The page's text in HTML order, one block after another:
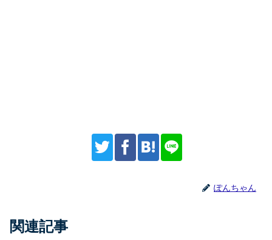
ぽんちゃん
関連記事